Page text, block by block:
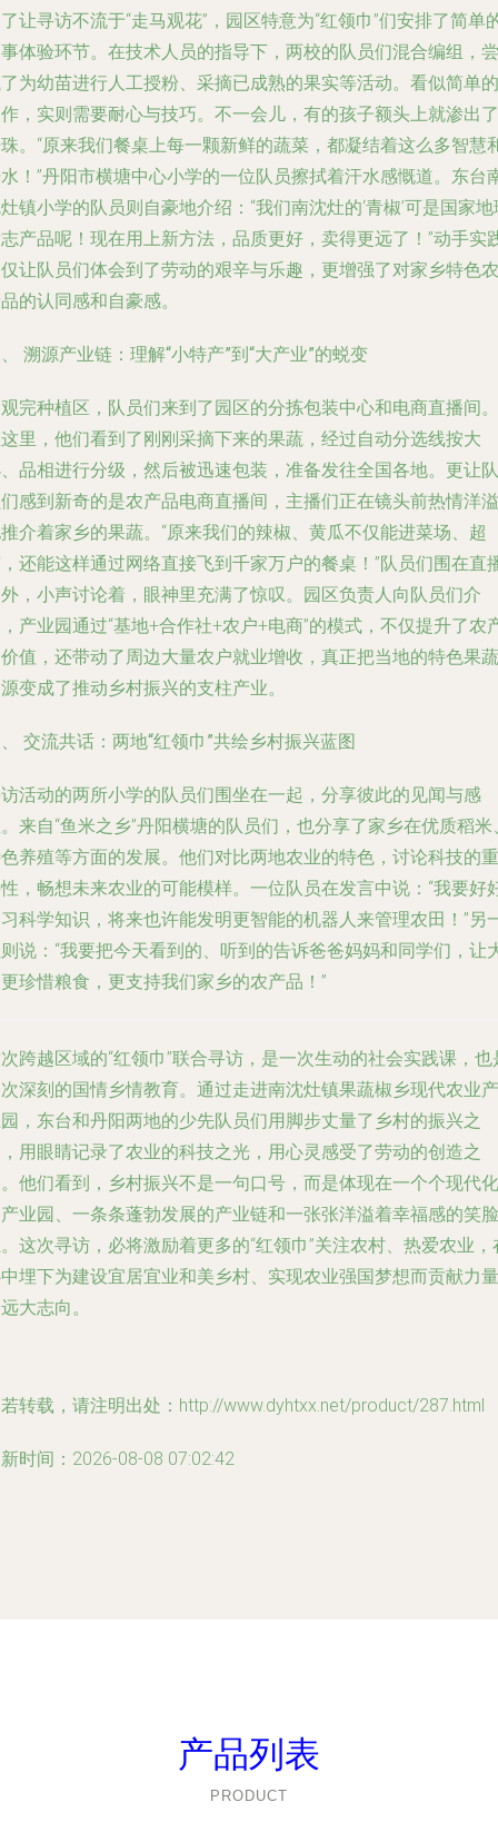
让寻访不流于“走马观花”，园区特意为“红领巾”们安排了简单
体验环节。在技术人员的指导下，两校的队员们混合编组，尝
为幼苗进行人工授粉、采摘已成熟的果实等活动。看似简单的
，实则需要耐心与技巧。不一会儿，有的孩子额头上就渗出了
。“原来我们餐桌上每一颗新鲜的蔬菜，都凝结着这么多智慧
！”丹阳市横塘中心小学的一位队员擦拭着汗水感慨道。东台
镇小学的队员则自豪地介绍：“我们南沈灶的‘青椒’可是国家地
产品呢！现在用上新方法，品质更好，卖得更远了！”动手实
让队员们体会到了劳动的艰辛与乐趣，更增强了对家乡特色农
的认同感和自豪感。
溯源产业链：理解“小特产”到“大产业”的蜕变
完种植区，队员们来到了园区的分拣包装中心和电商直播间。
里，他们看到了刚刚采摘下来的果蔬，经过自动分选线按大
品相进行分级，然后被迅速包装，准备发往全国各地。更让队
感到新奇的是农产品电商直播间，主播们正在镜头前热情洋溢
介着家乡的果蔬。“原来我们的辣椒、黄瓜不仅能进菜场、超
还能这样通过网络直接飞到千家万户的餐桌！”队员们围在直
，小声讨论着，眼神里充满了惊叹。园区负责人向队员们介
产业园通过“基地+合作社+农户+电商”的模式，不仅提升了农
值，还带动了周边大量农户就业增收，真正把当地的特色果蔬
变成了推动乡村振兴的支柱产业。
交流共话：两地“红领巾”共绘乡村振兴蓝图
活动的两所小学的队员们围坐在一起，分享彼此的见闻与感
来自“鱼米之乡”丹阳横塘的队员们，也分享了家乡在优质稻米
养殖等方面的发展。他们对比两地农业的特色，讨论科技的重
，畅想未来农业的可能模样。一位队员在发言中说：“我要好
科学知识，将来也许能发明更智能的机器人来管理农田！”另
说：“我要把今天看到的、听到的告诉爸爸妈妈和同学们，让
珍惜粮食，更支持我们家乡的农产品！”
跨越区域的“红领巾”联合寻访，是一次生动的社会实践课，也
深刻的国情乡情教育。通过走进南沈灶镇果蔬椒乡现代农业产
，东台和丹阳两地的少先队员们用脚步丈量了乡村的振兴之
用眼睛记录了农业的科技之光，用心灵感受了劳动的创造之
他们看到，乡村振兴不是一句口号，而是体现在一个个现代化
业园、一条条蓬勃发展的产业链和一张张洋溢着幸福感的笑脸
这次寻访，必将激励着更多的“红领巾”关注农村、热爱农业，
埋下为建设宜居宜业和美乡村、实现农业强国梦想而贡献力量
大志向。
转载，请注明出处：http://www.dyhtxx.net/product/287.html
时间：2026-08-08 07:02:42
产品列表
PRODUCT